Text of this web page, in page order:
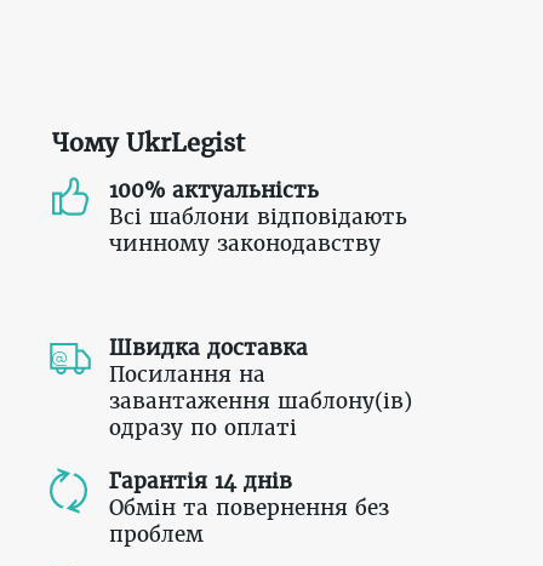
Чому UkrLegist
100% актуальність
Всі шаблони відповідають
чинному законодавству
Швидка доставка
Посилання на
завантаження шаблону(ів)
одразу по оплаті
Гарантія 14 днів
Обмін та повернення без
проблем